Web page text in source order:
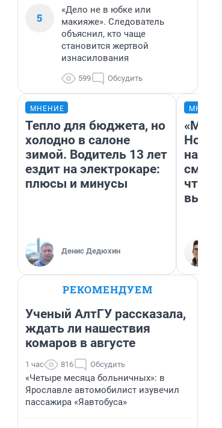
5
«Дело не в юбке или
макияже». Следователь
объяснил, кто чаще
становится жертвой
изнасилования
599 Обсудить
МНЕНИЕ
Тепло для бюджета, но
холодно в салоне
зимой. Водитель 13 лет
ездит на электрокаре:
плюсы и минусы
Денис Дедюхин
«Мы
РЕКОМЕНДУЕМ
Ученый АлтГУ рассказала,
ждать ли нашествия
комаров в августе
1 час 816 Обсудить
«Четыре месяца больничных»: в
Ярославле автомобилист изувечил
пассажира «Яавтобуса»